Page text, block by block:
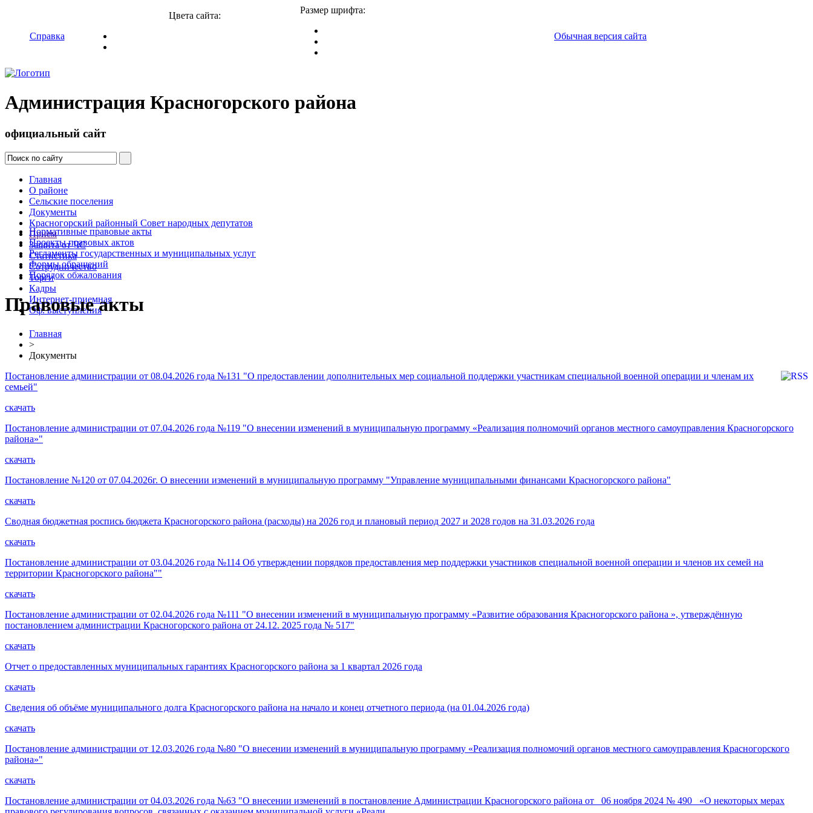
Справка
Цвета сайта:
Размер шрифта:
Обычная версия сайта
Администрация Красногорского района
официальный сайт
Главная
О районе
Сельские поселения
Документы
Красногорский районный Совет народных депутатов
Прием
Защита от ЧС
Статистика
Сотрудничество
Торги
Кадры
Интернет-приемная
Оф. выступления
Нормативные правовые акты
Проекты правовых актов
Регламенты государственных и муниципальных услуг
Формы обращений
Порядок обжалования
Правовые акты
Главная
>
Документы
Постановление администрации от 08.04.2026 года №131 "О предоставлении дополнительных мер социальной поддержки участникам специальной военной операции и членам их
семьей"
скачать
Постановление администрации от 07.04.2026 года №119 "О внесении изменений в муниципальную программу «Реализация полномочий органов местного самоуправления Красногорского
района»"
скачать
Постановление №120 от 07.04.2026г. О внесении изменений в муниципальную программу "Управление муниципальными финансами Красногорского района"
скачать
Сводная бюджетная роспись бюджета Красногорского района (расходы) на 2026 год и плановый период 2027 и 2028 годов на 31.03.2026 года
скачать
Постановление администрации от 03.04.2026 года №114 Об утверждении порядков предоставления мер поддержки участников специальной военной операции и членов их семей на
территории Красногорского района""
скачать
Постановление администрации от 02.04.2026 года №111 "О внесении изменений в муниципальную программу «Развитие образования Красногорского района », утверждённую
постановлением администрации Красногорского района от 24.12. 2025 года № 517"
скачать
Отчет о предоставленных муниципальных гарантиях Красногорского района за 1 квартал 2026 года
скачать
Сведения об объёме муниципального долга Красногорского района на начало и конец отчетного периода (на 01.04.2026 года)
скачать
Постановление администрации от 12.03.2026 года №80 "О внесении изменений в муниципальную программу «Реализация полномочий органов местного самоуправления Красногорского
района»"
скачать
Постановление администрации от 04.03.2026 года №63 "О внесении изменений в постановление Администрации Красногорского района от _06 ноября 2024 № 490_ «О некоторых мерах